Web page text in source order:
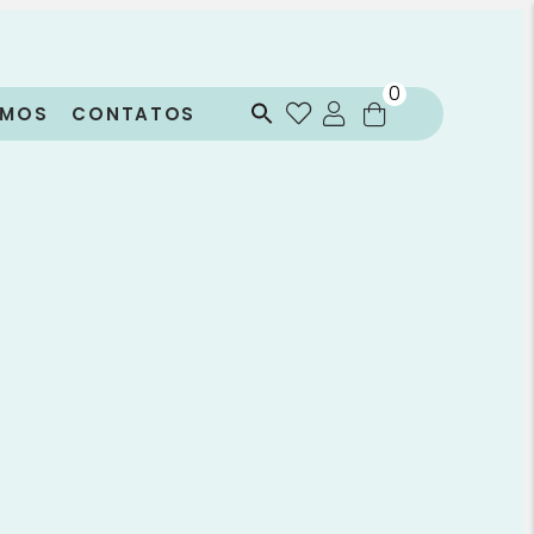
CONTATOS
0